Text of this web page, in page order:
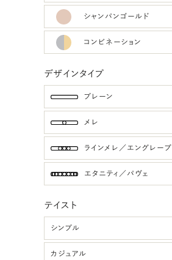
シャンパンゴールド
コンビネーション
デザインタイプ
プレーン
メレ
ラインメレ／エングレーブ
エタニティ／パヴェ
テイスト
シンプル
カジュアル